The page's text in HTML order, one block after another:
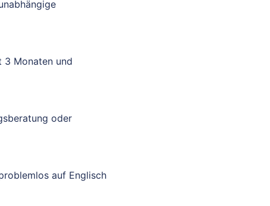
3 Monaten und
oder
auf Englisch